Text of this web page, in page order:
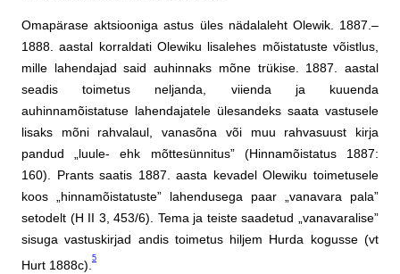
Omapärase aktsiooniga astus üles nädalaleht Olewik. 1887.–
1888. aastal korraldati Olewiku lisalehes mõistatuste võistlus,
mille lahendajad said auhinnaks mõne trükise. 1887. aastal
seadis toimetus neljanda, viienda ja kuuenda
auhinnamõistatuse lahendajatele ülesandeks saata vastusele
lisaks mõni rahvalaul, vanasõna või muu rahvasuust kirja
pandud „luule- ehk mõttesünnitus” (Hinnamõistatus 1887:
160). Prants saatis 1887. aasta kevadel Olewiku toimetusele
koos „hinnamõistatuste” lahendusega paar „vanavara pala”
setodelt (H II 3, 453/6). Tema ja teiste saadetud „vanavaralise”
sisuga vastuskirjad andis toimetus hiljem Hurda kogusse (vt
Hurt 1888c).
5